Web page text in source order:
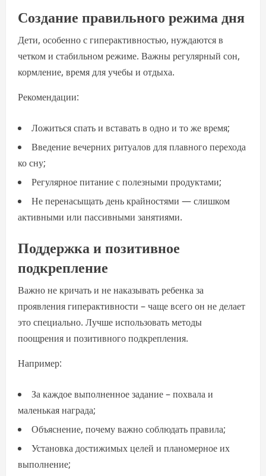
Создание правильного режима дня
Дети, особенно с гиперактивностью, нуждаются в
четком и стабильном режиме. Важны регулярный сон,
кормление, время для учебы и отдыха.
Рекомендации:
Ложиться спать и вставать в одно и то же время;
Введение вечерних ритуалов для плавного перехода
ко сну;
Регулярное питание с полезными продуктами;
Не перенасыщать день крайностями — слишком
активными или пассивными занятиями.
Поддержка и позитивное
подкрепление
Важно не кричать и не наказывать ребенка за
проявления гиперактивности – чаще всего он не делает
это специально. Лучше использовать методы
поощрения и позитивного подкрепления.
Например:
За каждое выполненное задание – похвала и
маленькая награда;
Объяснение, почему важно соблюдать правила;
Установка достижимых целей и планомерное их
выполнение;